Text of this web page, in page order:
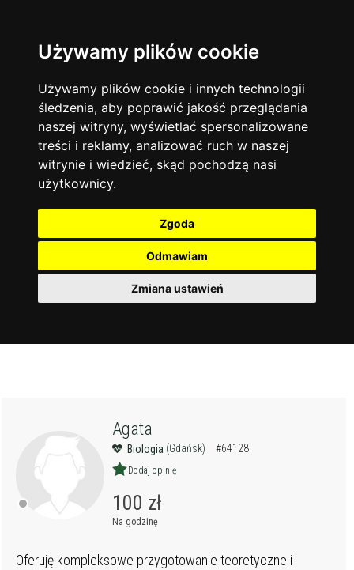
Używamy plików cookie
Używamy plików cookie i innych technologii
śledzenia, aby poprawić jakość przeglądania
naszej witryny, wyświetlać spersonalizowane
treści i reklamy, analizować ruch w naszej
witrynie i wiedzieć, skąd pochodzą nasi
użytkownicy.
Zgoda
Odmawiam
Zmiana ustawień
Język angielski 13744
Matematyka 12928
Chemia 4886
Język niemiecki 4307
Język polski 3426
Fizyka
Język francuski
Warszawa
Korepetycje
Online
14837
Kraków 7753
Wrocław
Łódź 3512
Gdańsk 2075
Agata
Biologia (Gdańsk) #64128
Dodaj opinię
100 zł
Na godzinę
Oferuję kompleksowe przygotowanie teoretyczne i